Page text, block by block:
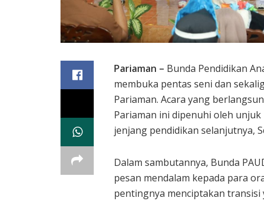
Pariaman – Bunda Pendidikan
membuka pentas seni dan
Pariaman. Acara yang
Pariaman ini dipenuhi oleh
jenjang pendidikan selanjutnya,
Dalam sambutannya, Bunda
pesan mendalam kepada para
pentingnya menciptakan